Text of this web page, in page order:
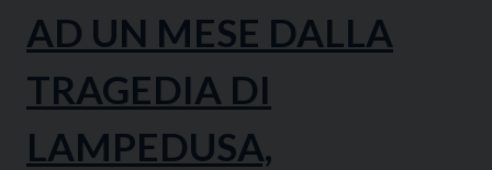
AD UN MESE DALLA
TRAGEDIA DI
LAMPEDUSA,